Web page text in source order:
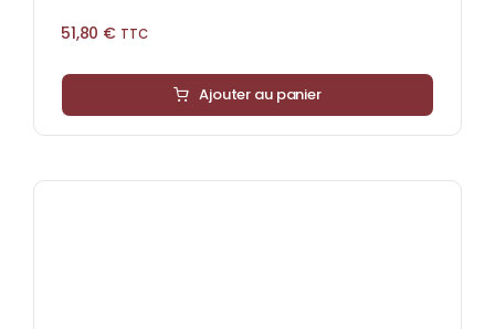
51,80 € TTC
Ajouter au panier